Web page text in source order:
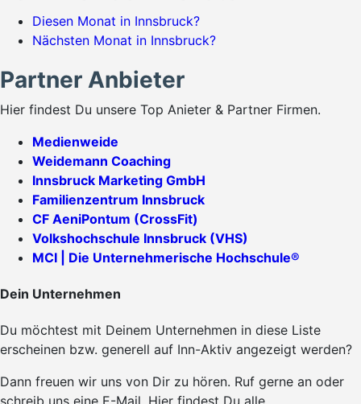
Diesen Monat in Innsbruck?
Nächsten Monat in Innsbruck?
Partner Anbieter
Hier findest Du unsere Top Anieter & Partner Firmen.
Medienweide
Weidemann Coaching
Innsbruck Marketing GmbH
Familienzentrum Innsbruck
CF AeniPontum (CrossFit)
Volkshochschule Innsbruck (VHS)
MCI | Die Unternehmerische Hochschule®
Dein Unternehmen
Du möchtest mit Deinem Unternehmen in diese Liste
erscheinen bzw. generell auf Inn-Aktiv angezeigt werden?
Dann freuen wir uns von Dir zu hören. Ruf gerne an oder